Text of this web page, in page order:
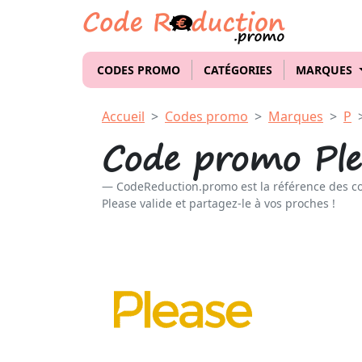
CODES PROMO CATÉGORIES MARQUES
Accueil Codes promo Marques P
Code promo
CodeReduction.promo est la référence des
Please valide et partagez-le à vos proches !